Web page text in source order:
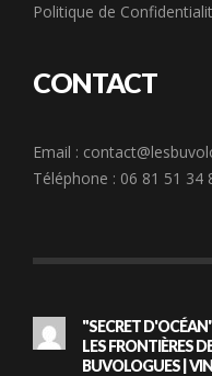
Politique de
CONTACT
Email :
Téléphone : 06 81 51 34
"SECRET
LES FRONTIÈRES
BUVOLOGUES |